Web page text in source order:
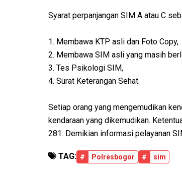
Syarat perpanjangan SIM A atau C
1. Membawa KTP asli dan Foto Copy,
2. Membawa SIM asli yang masih
3. Tes Psikologi SIM,
4. Surat Keterangan Sehat.
Setiap orang yang mengemudikan
kendaraan yang dikemudikan.
281. Demikian informasi pelayanan
TAG: # Polresbogor # sim